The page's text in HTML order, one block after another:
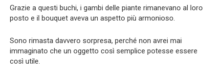
Grazie a questi buchi, i gambi delle piante rimanevano al loro
posto e il bouquet aveva un aspetto più armonioso.
Sono rimasta davvero sorpresa, perché non avrei mai
immaginato che un oggetto così semplice potesse essere
così utile.